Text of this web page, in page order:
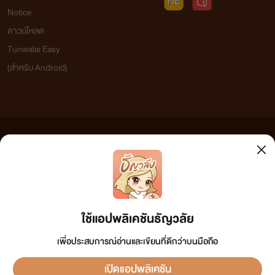
ใช้แอปพลิเคชันธัญวลัย
เพื่อประสบการณ์อ่านและเขียนที่ดีกว่าบนมือถือ
เปิดแอปพลิเคชัน
Notice
ดาวน์โหลด
Tunwalai Easy
(สำหรับ Android)
เว็บไซต์แห่งนี้ไม่ได้เห็นด้วยและไม่ขอรับผิดชอบต่อข้อความใดๆ ทั้งสิ้น ดังนั้นผู้อ่านทุกท่านโปรดใช้
วิจารณญาณในการกลั่นกรองด้วยตนเอง และหากท่านพบข้อความใดๆ ที่ขัดต่อกฎหมายและศีลธรรม
กรุณาแจ้งมาที่ tunwalai@ookbee.com เพื่อทีมงานจะได้ดำเนินการในทันที ทั้งนี้ ทางเว็บไซต์ขอสงวน
ลิขสิทธิ์ตามพระราชบัญญัติลิขสิทธิ์ (ฉบับเพิ่มเติม) พ.ศ.2558